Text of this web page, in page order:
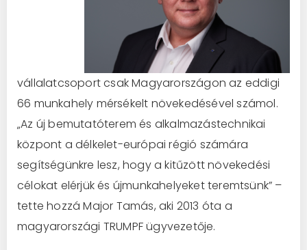
vállalatcsoport csak Magyarországon az eddigi
66 munkahely mérsékelt növekedésével számol.
„Az új bemutatóterem és alkalmazástechnikai
központ a délkelet-európai régió számára
segítségünkre lesz, hogy a kitűzött növekedési
célokat elérjük és újmunkahelyeket teremtsünk” –
tette hozzá Major Tamás, aki 2013 óta a
magyarországi TRUMPF ügyvezetője.